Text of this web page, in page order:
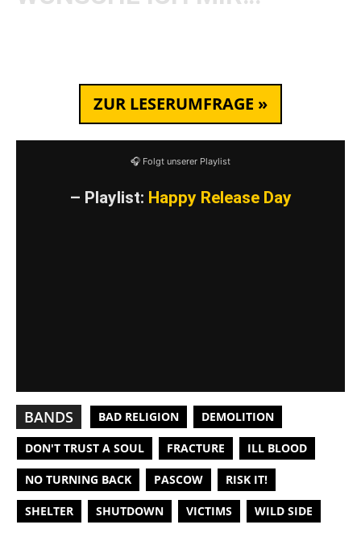
ZUR LESERUMFRAGE »
🎧 Folgt unserer Playlist
– Playlist: Happy Release Day
BANDS BAD RELIGION DEMOLITION
DON'T TRUST A SOUL FRACTURE ILL BLOOD
NO TURNING BACK PASCOW RISK IT!
SHELTER SHUTDOWN VICTIMS WILD SIDE